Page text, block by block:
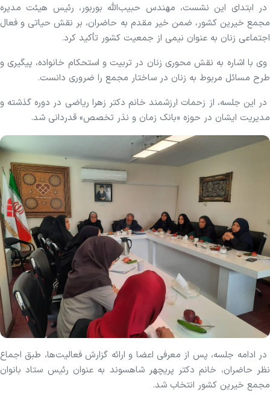
در ابتدای این نشست، مهندس حبیب‌الله بوربور، رئیس هیئت مدیره
مجمع خیرین کشور، ضمن خیر مقدم به حاضران، بر نقش حیاتی و فعال
اجتماعی زنان به عنوان نیمی از جمعیت کشور تأکید کرد.
وی با اشاره به نقش محوری زنان در تربیت و استحکام خانواده، پیگیری و
طرح مسائل مربوط به زنان در ساختار مجمع را ضروری دانست.
در این جلسه، از زحمات ارزشمند خانم دکتر زهرا ریاضی در دوره گذشته و
مدیریت ایشان در حوزه «بانک زمان و نذر تخصص» قدردانی شد.
در ادامه جلسه، پس از معرفی اعضا و ارائه گزارش فعالیت‌ها، طبق اجماع
نظر حاضران، خانم دکتر پریچهر شاهسوند به عنوان رئیس ستاد بانوان
مجمع خیرین کشور انتخاب شد.